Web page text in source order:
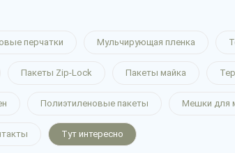
перчатки Мульчирующая пленка
Пакеты Zip-Lock Пакеты майка
Полиэтиленовые пакеты Мешки для
Тут интересно